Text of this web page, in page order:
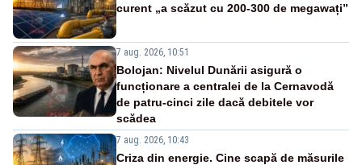
curent „a scăzut cu 200-300 de megawați”
7 aug. 2026, 10:51
Bolojan: Nivelul Dunării asigură o
funcționare a centralei de la Cernavodă
de patru-cinci zile dacă debitele vor
scădea
7 aug. 2026, 10:43
Criza din energie. Cine scapă de măsurile